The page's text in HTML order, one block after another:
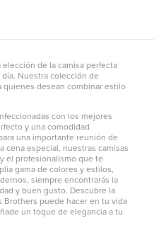
de la camisa perfecta
Nuestra colección de
quienes desean combinar estilo
con los mejores
y una comodidad
una importante reunión de
cena especial, nuestras camisas
el profesionalismo que te
gama de colores y estilos,
siempre encontrarás la
y buen gusto. Descubre la
Brothers puede hacer en tu vida
un toque de elegancia a tu